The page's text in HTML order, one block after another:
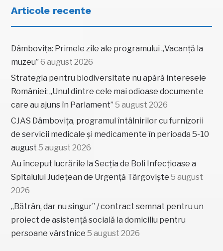
Articole recente
Dâmbovița: Primele zile ale programului „Vacanță la
muzeu” 6 august 2026
Strategia pentru biodiversitate nu apără interesele
României: „Unul dintre cele mai odioase documente
care au ajuns în Parlament” 5 august 2026
CJAS Dâmbovița, programul întâlnirilor cu furnizorii
de servicii medicale și medicamente în perioada 5-10
august 5 august 2026
Au început lucrările la Secția de Boli Infecțioase a
Spitalului Județean de Urgență Târgoviște 5 august
2026
„Bătrân, dar nu singur” / contract semnat pentru un
proiect de asistență socială la domiciliu pentru
persoane vârstnice 5 august 2026